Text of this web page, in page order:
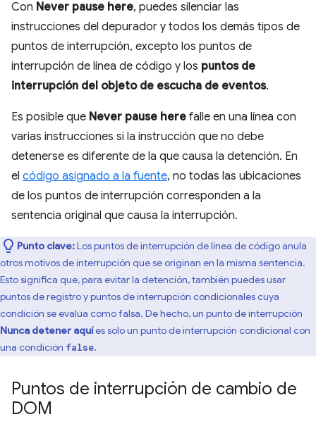
Con Never pause here, puedes silenciar las
instrucciones del depurador y todos los demás tipos de
puntos de interrupción, excepto los puntos de
interrupción de línea de código y los puntos de
interrupción del objeto de escucha de eventos.
Es posible que Never pause here falle en una línea con
varias instrucciones si la instrucción que no debe
detenerse es diferente de la que causa la detención. En
el código asignado a la fuente, no todas las ubicaciones
de los puntos de interrupción corresponden a la
sentencia original que causa la interrupción.
Punto clave:Los puntos de interrupción de línea de código anula
otros motivos de interrupción que se originan en la misma sentencia.
Esto significa que, para evitar la detención, también puedes usar
puntos de registro y puntos de interrupción condicionales cuya
condición se evalúa como falsa. De hecho, un punto de interrupción
Nunca detener aquíes solo un punto de interrupción condicional con
una condición false.
Puntos de interrupción de cambio de
DOM